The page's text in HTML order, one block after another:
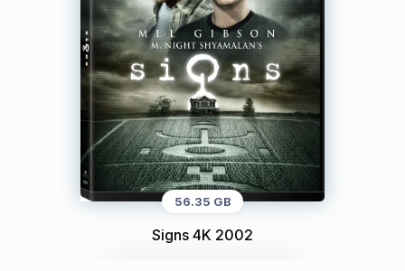
56.35 GB
Signs 4K 2002